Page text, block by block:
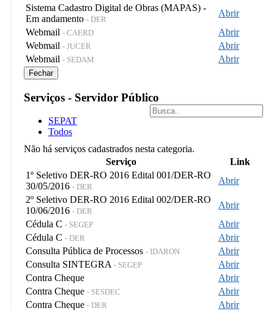
Sistema Cadastro Digital de Obras (MAPAS) -
Em andamento - DER
Abrir
Webmail - CAERD
Abrir
Webmail - JUCER
Abrir
Webmail - SEDAM Abrir
Fechar
Serviços - Servidor Público
SEPAT
Todos
Não há serviços cadastrados nesta categoria.
Serviço
Link
1º Seletivo DER-RO 2016 Edital 001/DER-RO
30/05/2016 - DER
Abrir
2º Seletivo DER-RO 2016 Edital 002/DER-RO
10/06/2016 - DER
Abrir
Cédula C - SEGEP
Abrir
Cédula C - DER
Abrir
Consulta Pública de Processos - IDARON
Abrir
Consulta SINTEGRA - SEGEP
Abrir
Contra Cheque
Abrir
Contra Cheque - SESDEC
Abrir
Contra Cheque - DER
Abrir